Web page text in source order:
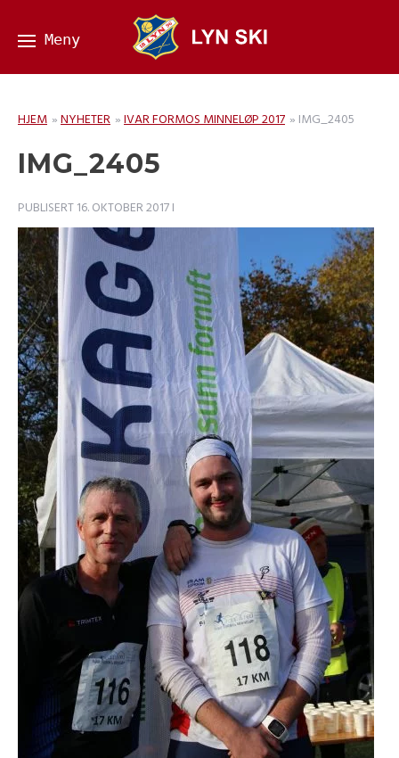
HJEM »NYHETER »IVAR FORMOS MINNELØP 2017 » IMG_2405
IMG_2405
PUBLISERT16. OKTOBER 2017I